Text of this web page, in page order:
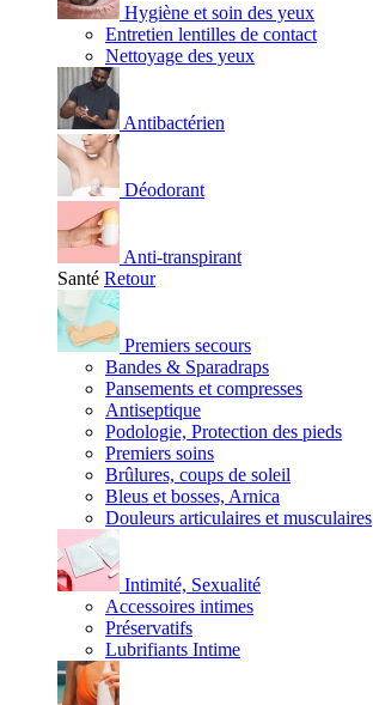
Hygiène et soin des yeux
Entretien lentilles de contact
Nettoyage des yeux
Antibactérien
Déodorant
Anti-transpirant
Santé Retour
Premiers secours
Bandes & Sparadraps
Pansements et compresses
Antiseptique
Podologie, Protection des pieds
Premiers soins
Brûlures, coups de soleil
Bleus et bosses, Arnica
Douleurs articulaires et musculaires
Intimité, Sexualité
Accessoires intimes
Préservatifs
Lubrifiants Intime